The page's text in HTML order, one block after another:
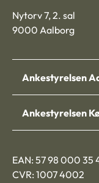
Nytorv 7, 2. sal
9000 Aalborg
Ankestyrelsen
Ankestyrelsen
EAN: 57 98 000 35
CVR: 1007 4002